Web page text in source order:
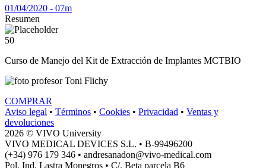
01/04/2020 - 07m
Resumen
50
Curso de Manejo del Kit de Extracción de Implantes MCTBIO
Toni Flichy
COMPRAR
Aviso legal • Términos • Cookies • Privacidad • Ventas y
devoluciones
2026 © VIVO University
VIVO MEDICAL DEVICES S.L. • B-99496200
(+34) 976 179 346 • andresanadon@vivo-medical.com
Pol. Ind. Lastra Monegros • C/. Beta parcela B6